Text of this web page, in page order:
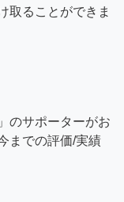
取ることができま
のサポーターがお
までの評価/実績